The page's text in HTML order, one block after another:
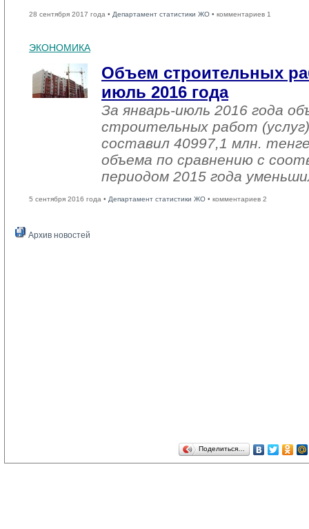
28 сентября 2017 года • Департамент статистики ЖО • комментариев 1
ЭКОНОМИКА
Объем строительных
июль 2016 года
За январь-июль 2016 года
строительных работ
составил 40997,1 млн.
объема по сравнению с
периодом 2015 года
5 сентября 2016 года • Департамент статистики ЖО • комментариев 2
Архив новостей
Поделиться…